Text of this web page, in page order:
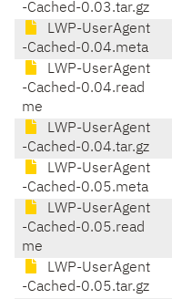
-Cached-0.03.tar.gz
LWP-UserAgent
-Cached-0.04.meta
LWP-UserAgent
-Cached-0.04.read
me
LWP-UserAgent
-Cached-0.04.tar.gz
LWP-UserAgent
-Cached-0.05.meta
LWP-UserAgent
-Cached-0.05.read
me
LWP-UserAgent
-Cached-0.05.tar.gz